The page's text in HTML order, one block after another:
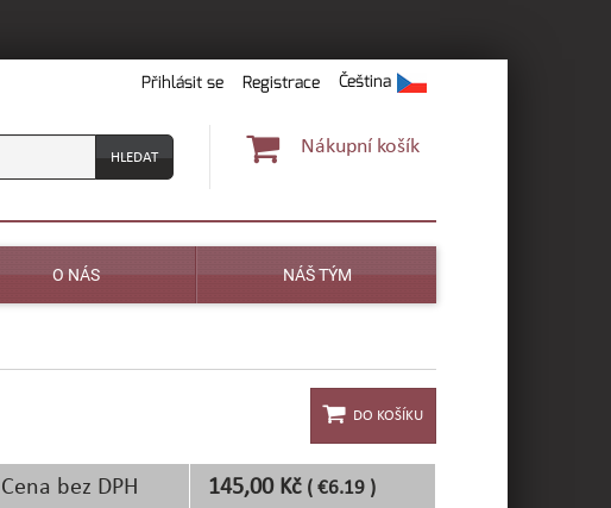
Přihlásit se Registrace Čeština
Nákupní košík
O NÁS NÁŠ TÝM
Cena bez DPH 145,00 Kč ( €6.19 )